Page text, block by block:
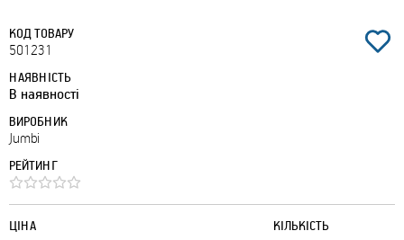
КОД ТОВАРУ
501231
НАЯВНІСТЬ
В наявності
ВИРОБНИК
Jumbі
РЕЙТИНГ
КІЛЬКІСТЬ
ЦІНА